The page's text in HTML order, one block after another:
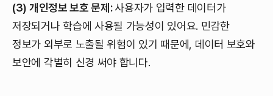
(3) 개인정보 보호 문제:사용자가 입력한 데이터가
저장되거나 학습에 사용될 가능성이 있어요. 민감한
정보가 외부로 노출될 위험이 있기 때문에, 데이터 보호와
보안에 각별히 신경 써야 합니다.